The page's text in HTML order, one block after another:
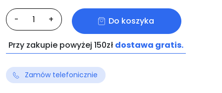
-
ilość
Klucz
do
kanistrów
+ Do koszyka
Przy zakupie powyżej 150zł dostawa gratis.
Zamów telefonicznie